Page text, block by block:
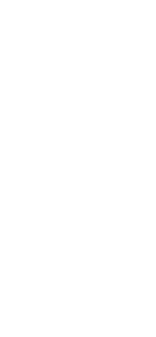
a kedvencekhez